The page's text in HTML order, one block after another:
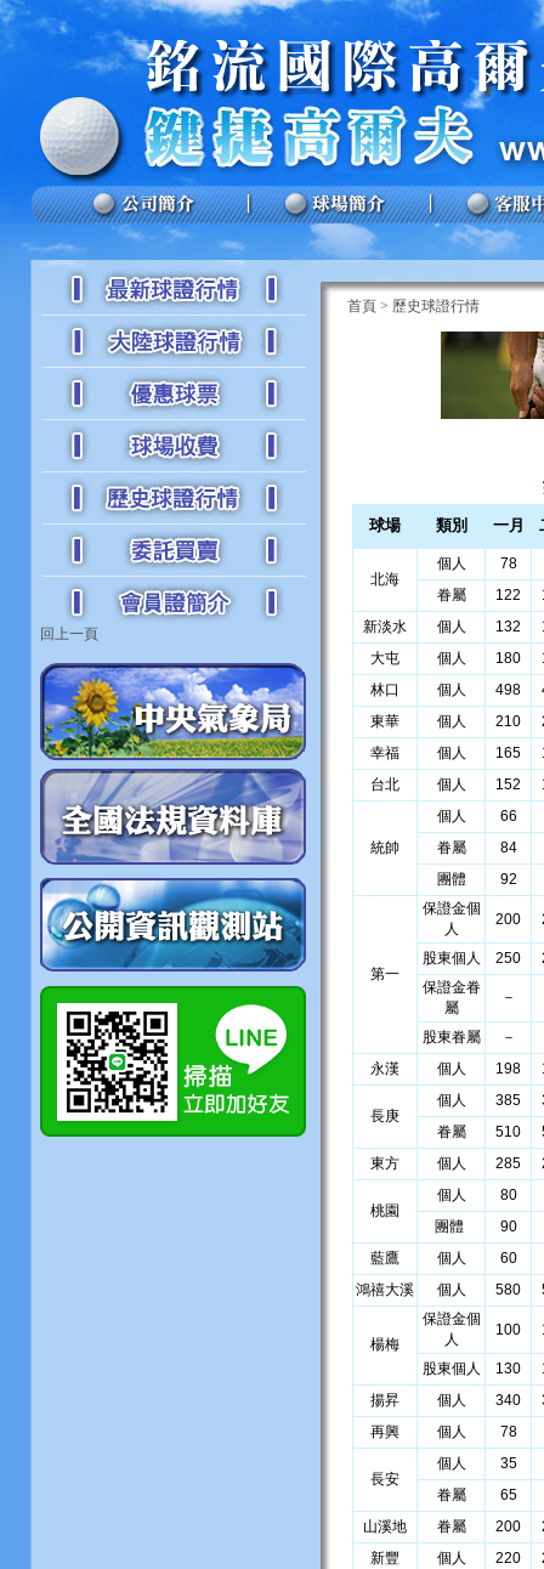
回上一頁
首頁 > 歷史球證行情
球場 類別 一月
北海
個人
78
眷屬
122
新淡水
個人 132
大屯
個人 180
林口
個人 498
東華
個人 210
幸福
個人 165
台北
個人 152
統帥
個人
66
眷屬
84
團體
92
第一
保證金個
人
200
股東個人 250
保證金眷
屬
－
股東眷屬
－
永漢
個人 198
長庚
個人 385
眷屬
510
東方
個人 285
桃園
個人
80
團體
90
藍鷹
個人
60
鴻禧大溪
個人 580
楊梅
保證金個
人
100
股東個人 130
揚昇
個人 340
再興
個人 78
長安
個人
35
眷屬
65
山溪地
眷屬 200
新豐
個人 220